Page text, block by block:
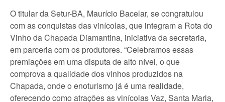
O titular da Setur-BA, Maurício Bacelar, se congratulou
com as conquistas das vinícolas, que integram a Rota do
Vinho da Chapada Diamantina, iniciativa da secretaria,
em parceria com os produtores. “Celebramos essas
premiações em uma disputa de alto nível, o que
comprova a qualidade dos vinhos produzidos na
Chapada, onde o enoturismo já é uma realidade,
oferecendo como atrações as vinícolas Vaz, Santa Maria,